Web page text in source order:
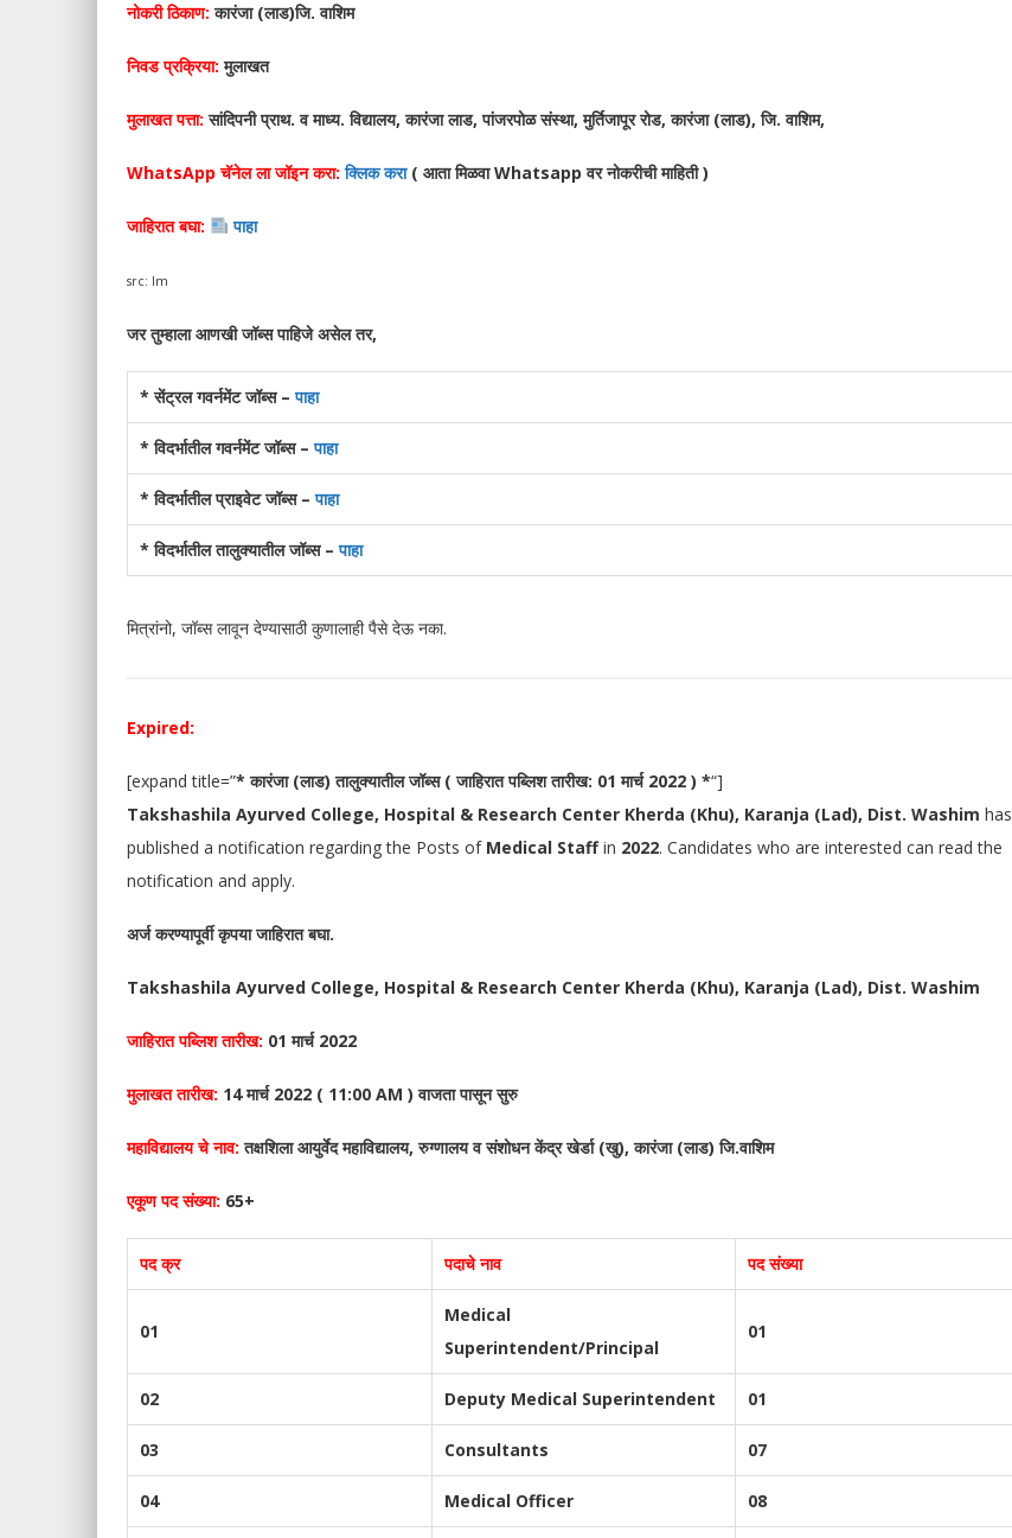
नोकरी ठिकाण: कारंजा (लाड)जि. वाशिम
निवड प्रक्रिया: मुलाखत
मुलाखत पत्ता: सांदिपनी प्राथ. व माध्य. विद्यालय, कारंजा लाड, पांजरपोळ संस्था, मुर्तिजापूर रोड, कारंजा (लाड), जि. वाशिम,
WhatsApp चॅनेल ला जॉइन करा: क्लिक करा ( आता मिळवा Whatsapp वर नोकरीची माहिती )
जाहिरात बघा: पाहा
src: lm
जर तुम्हाला आणखी जॉब्स पाहिजे असेल तर,
* सेंट्रल गवर्नमेंट जॉब्स –पाहा
* विदर्भातील गवर्नमेंट जॉब्स –पाहा
* विदर्भातील प्राइवेट जॉब्स –पाहा
* विदर्भातील तालुक्यातील जॉब्स –पाहा
मित्रांनो, जॉब्स लावून देण्यासाठी कुणालाही पैसे देऊ नका.
Expired:
[expand title=”* कारंजा (लाड) तालुक्यातील जॉब्स ( जाहिरात पब्लिश तारीख: 01 मार्च 2022 ) *“]
Takshashila Ayurved College, Hospital & Research Center Kherda (Khu), Karanja (Lad), Dist. Washim has
published a notification regarding the Posts ofMedical Staffin 2022. Candidates who are interested can read the
notification and apply.
अर्ज करण्यापूर्वी कृपया जाहिरात बघा.
Takshashila Ayurved College, Hospital & Research Center Kherda (Khu), Karanja (Lad), Dist. Washim
जाहिरात पब्लिश तारीख: 01 मार्च 2022
मुलाखत तारीख: 14 मार्च 2022 ( 11:00 AM ) वाजता पासून सुरु
महाविद्यालय चे नाव: तक्षशिला आयुर्वेद महाविद्यालय, रुग्णालय व संशोधन केंद्र खेर्डा (खु), कारंजा (लाड) जि.वाशिम
एकूण पद संख्या: 65+
पद क्र पदाचे नाव पद संख्या
01
Medical
Superintendent/Principal
01
02 Deputy Medical Superintendent 01
03 Consultants 07
04 Medical Officer 08